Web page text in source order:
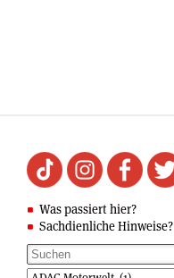
Was passiert hier?
Sachdienliche Hinweise?